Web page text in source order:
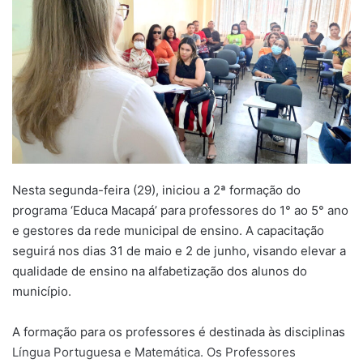
Nesta segunda-feira (29), iniciou a 2ª formação do
programa ‘Educa Macapá’ para professores do 1° ao 5° ano
e gestores da rede municipal de ensino. A capacitação
seguirá nos dias 31 de maio e 2 de junho, visando elevar a
qualidade de ensino na alfabetização dos alunos do
município.
A formação para os professores é destinada às disciplinas
Língua Portuguesa e Matemática. Os Professores